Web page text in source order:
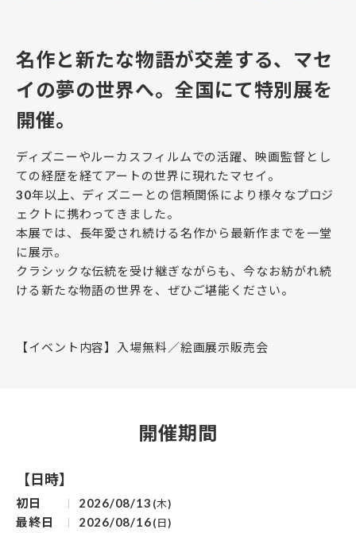
名作と新たな物語が交差する、マセ
イの夢の世界へ。全国にて特別展を
開催。
ディズニーやルーカスフィルムでの活躍、映画監督とし
ての経歴を経てアートの世界に現れたマセイ。
30年以上、ディズニーとの信頼関係により様々なプロジ
ェクトに携わってきました。
本展では、長年愛され続ける名作から最新作までを一堂
に展示。
クラシックな伝統を受け継ぎながらも、今なお紡がれ続
ける新たな物語の世界を、ぜひご堪能ください。
【イベント内容】入場無料／絵画展示販売会
開催期間
【日時】
初日 2026/08/13 (木)
最終日 2026/08/16(日)